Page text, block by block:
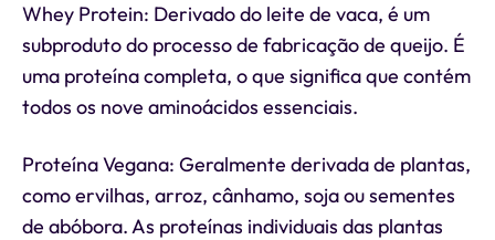
Whey Protein: Derivado do leite de vaca, é um
subproduto do processo de fabricação de queijo. É
uma proteína completa, o que significa que contém
todos os nove aminoácidos essenciais.
Proteína Vegana: Geralmente derivada de plantas,
como ervilhas, arroz, cânhamo, soja ou sementes
de abóbora. As proteínas individuais das plantas